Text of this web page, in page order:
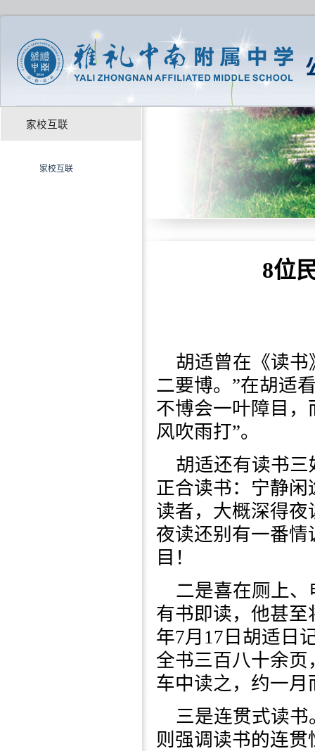
家校互联
家校互联
8位
胡适曾在《读
二要博。”在胡适
不博会一叶障目
风吹雨打”。
胡适还有读书
正合读书：宁静
读者，大概深得
夜读还别有一番
目！
二是喜在厕上
有书即读，他甚至
年7月17日胡适日
全书三百八十余
车中读之，约一
三是连贯式读
则强调读书的连